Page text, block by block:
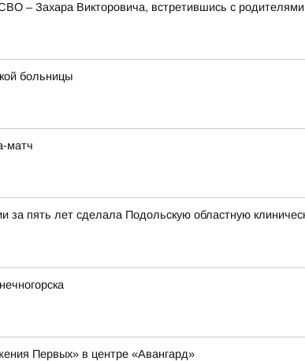
– Захара Викторовича, встретившись с
больницы
матч
за пять лет сделала Подольскую областную
Первых» в центре «Авангард»